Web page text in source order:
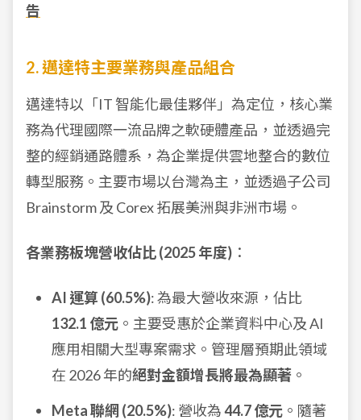
告
2. 邁達特主要業務與產品組合
邁達特以「IT 智能化最佳夥伴」為定位，核心業
務為代理國際一流品牌之軟硬體產品，並透過完
整的經銷通路體系，為企業提供雲地整合的數位
轉型服務。主要市場以台灣為主，並透過子公司
Brainstorm 及 Corex 拓展美洲與非洲市場。
各業務板塊營收佔比 (2025 年度) ：
AI 運算 (60.5%): 為最大營收來源，佔比
132.1 億元 。主要受惠於企業資料中心及 AI
應用相關大型專案需求。管理層預期此領域
在 2026 年的絕對金額增長將最為顯著 。
Meta 聯網 (20.5%): 營收為44.7 億元 。隨著